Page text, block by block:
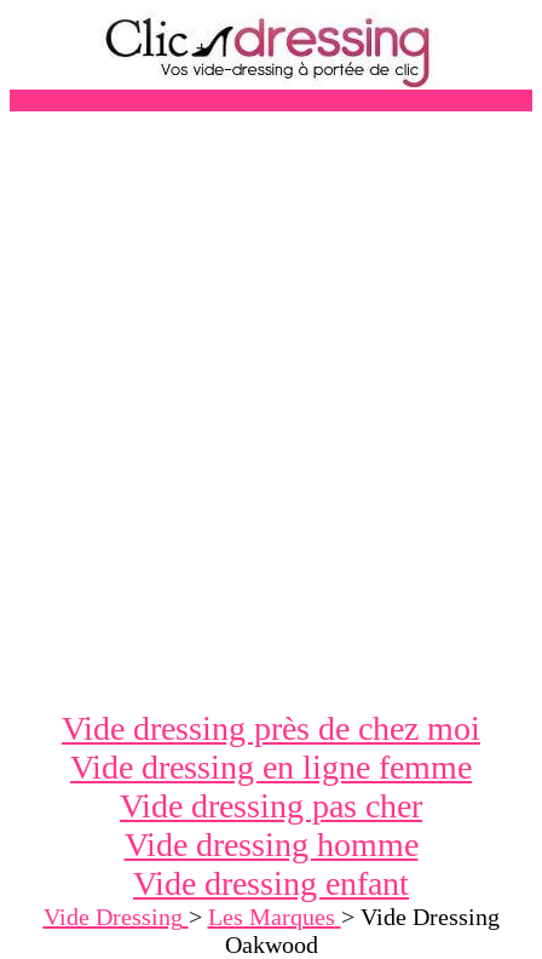
Vide dressing près de chez moi
Vide dressing en ligne femme
Vide dressing pas cher
Vide dressing homme
Vide dressing enfant
Vide Dressing > Les Marques > Vide Dressing
Oakwood